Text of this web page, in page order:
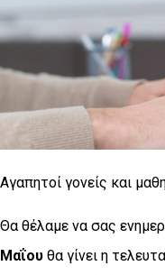
Αγαπητοί γονείς και
Θα θέλαμε να σας
Μαΐου θα γίνει η